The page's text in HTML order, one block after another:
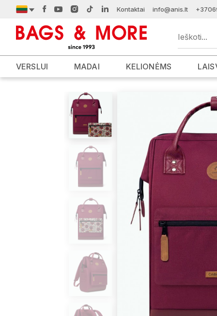
Kontaktai info@anis.lt
VERSLUI MADAI KELIONĖMS